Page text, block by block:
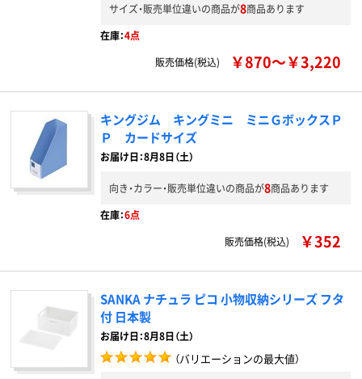
サイズ・販売単位違いの商品が8商品あります
在庫：4点
販売価格(税込)
￥870～￥3,220
キングジム キングミニ ミニＧボックスＰ
Ｐ カードサイズ
お届け日：8月8日（土）
向き・カラー・販売単位違いの商品が8商品あります
在庫：6点
販売価格(税込)
￥352
SANKA ナチュラ ピコ 小物収納シリーズ フタ
付 日本製
お届け日：8月8日（土）
（バリエーションの最大値）